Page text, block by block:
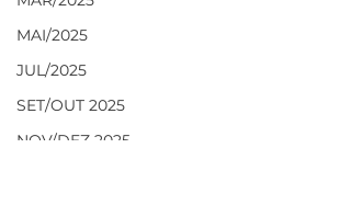
MAI/2025
JUL/2025
SET/OUT 2025
NOV/DEZ 2025